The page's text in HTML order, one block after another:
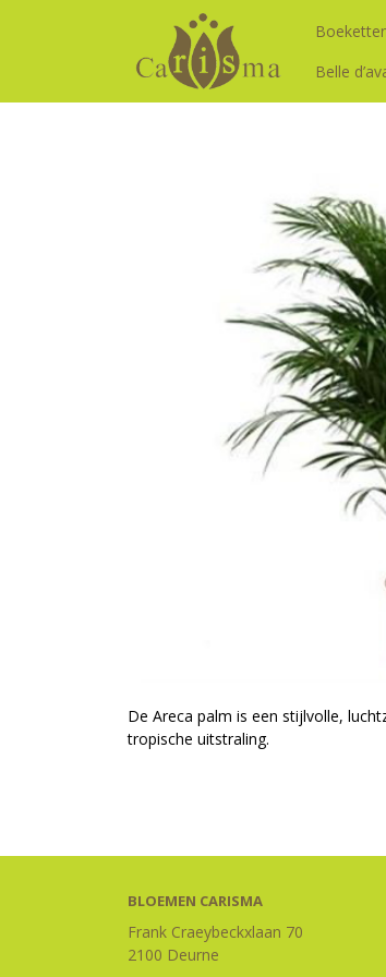
Belle
De Areca palm is een stijlvolle,
tropische uitstraling.
BLOEMEN CARISMA
Frank Craeybeckxlaan 70
2100 Deurne